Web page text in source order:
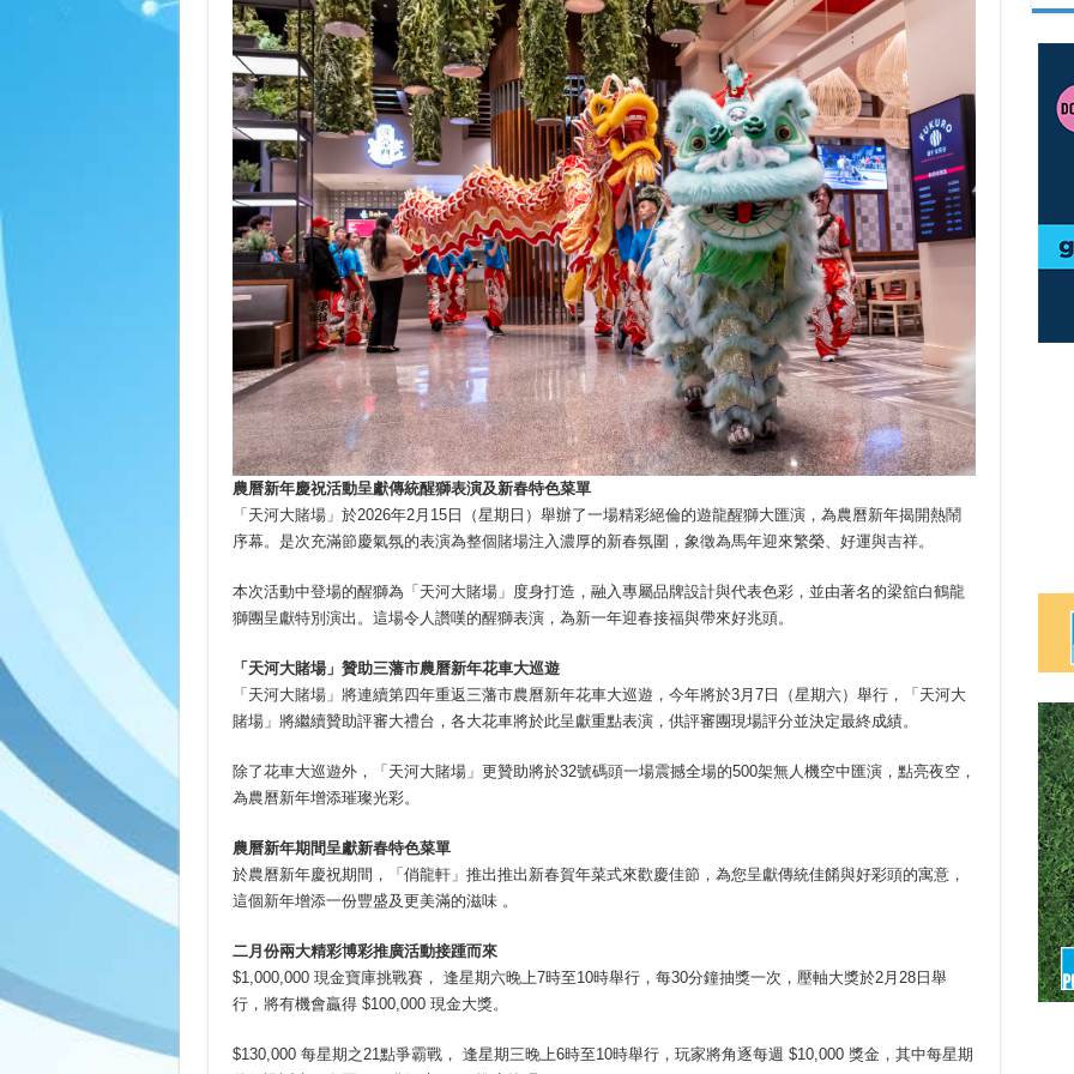
農曆新年慶祝活動呈獻傳統醒獅表演及新春特色菜單
「天河大賭場」於2026年2月15日（星期日）舉辦了一場精彩絕倫的遊龍醒獅大匯演，為農曆新年揭開熱鬧
序幕。是次充滿節慶氣氛的表演為整個賭場注入濃厚的新春氛圍，象徵為馬年迎來繁榮、好運與吉祥。
本次活動中登場的醒獅為「天河大賭場」度身打造，融入專屬品牌設計與代表色彩，並由著名的梁舘白鶴龍
獅團呈獻特別演出。這場令人讚嘆的醒獅表演，為新一年迎春接福與帶來好兆頭。
「天河大賭場」贊助三藩市農曆新年花車大巡遊
「天河大賭場」將連續第四年重返三藩市農曆新年花車大巡遊，今年將於3月7日（星期六）舉行，「天河大
賭場」將繼續贊助評審大禮台，各大花車將於此呈獻重點表演，供評審團現場評分並決定最終成績。
除了花車大巡遊外，「天河大賭場」更贊助將於32號碼頭一場震撼全場的500架無人機空中匯演，點亮夜空，
為農曆新年增添璀璨光彩。
農曆新年期間呈獻新春特色菜單
於農曆新年慶祝期間，「俏龍軒」推出推出新春賀年菜式來歡慶佳節，為您呈獻傳統佳餚與好彩頭的寓意，
這個新年增添一份豐盛及更美滿的滋味 。
二月份兩大精彩博彩推廣活動接踵而來
$1,000,000 現金寶庫挑戰賽， 逢星期六晚上7時至10時舉行，每30分鐘抽獎一次，壓軸大獎於2月28日舉
行，將有機會贏得 $100,000 現金大獎。
$130,000 每星期之21點爭霸戰， 逢星期三晚上6時至10時舉行，玩家將角逐每週 $10,000 獎金，其中每星期